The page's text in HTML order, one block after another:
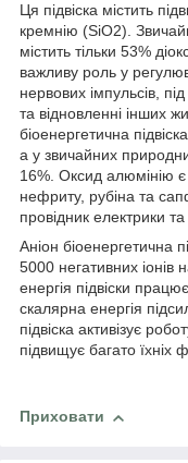
Ця підвіска містить
кремнію (SiO2).
містить тільки 53%
важливу роль у
нервових імпульсів,
та відновленні інших
біоенергетична
а у звичайних
16%. Оксид алюмінію
нефриту, рубіна та
провідник електрики
Аніон біоенергетична
5000 негативних іонів
енергія підвіски
скалярна енергія
підвіска активізує
підвищує багато їхніх
Приховати